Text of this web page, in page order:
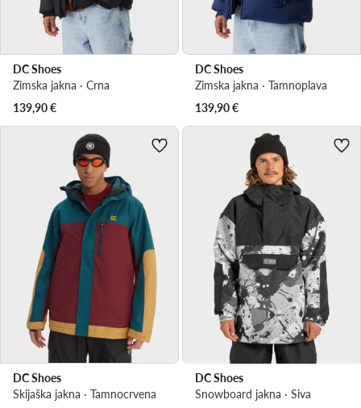
DC Shoes
Zimska jakna · Crna
139,90€
DC Shoes
Zimska jakna · Tamnoplava
139,90€
DC Shoes
Skijaška jakna · Tamnocrvena
DC Shoes
Snowboard jakna · Siva